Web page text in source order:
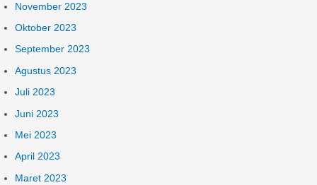
November 2023
Oktober 2023
September 2023
Agustus 2023
Juli 2023
Juni 2023
Mei 2023
April 2023
Maret 2023